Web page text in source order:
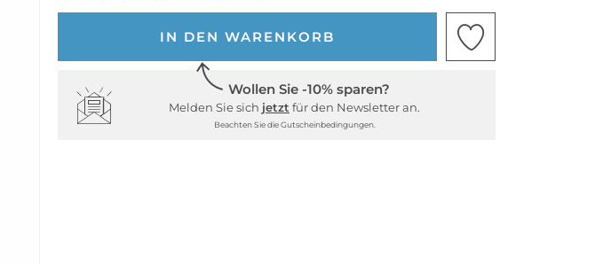
IN DEN WARENKORB
Wollen Sie -10% sparen?
Melden Sie sich jetzt für den Newsletter an.
Beachten Sie die Gutscheinbedingungen.